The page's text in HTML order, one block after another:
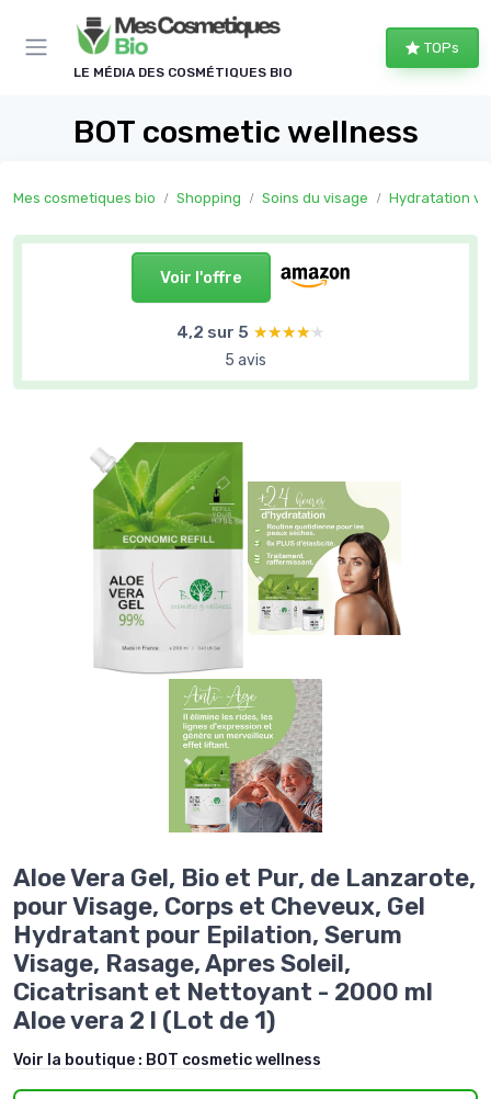
LE MÉDIA DES COSMÉTIQUES BIO
TOPs
BOT cosmetic wellness
Mes cosmetiques bio Shopping Soins du visage Hydratation
Voir l'offre
4,2 sur 5 ★★★★★
★★★★★
5 avis
Aloe Vera Gel, Bio et Pur, de Lanzarote,
pour Visage, Corps et Cheveux, Gel
Hydratant pour Epilation, Serum
Visage, Rasage, Apres Soleil,
Cicatrisant et Nettoyant - 2000 ml
Aloe vera 2 l (Lot de 1)
Voir la boutique : BOT cosmetic wellness
Panneau de gestion des cookies